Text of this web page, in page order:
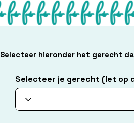
Selecteer hieronder het gerecht
Selecteer je gerecht (let op